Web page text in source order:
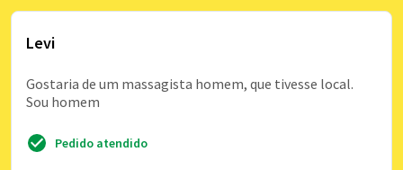
Levi
Gostaria de um massagista homem, que tivesse local.
Sou homem
Pedido atendido